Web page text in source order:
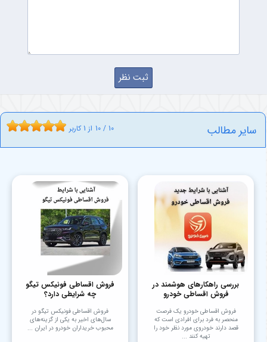
سایر مطالب 10 / 10 از 1 کاربر
بررسی راهکارهای هوشمند در
فروش اقساطی خودرو
فروش اقساطی خودرو یک فرصت
منحصر به فرد برای افرادی است که
قصد دارند خودروی مورد نظر خود را
تهیه کنند ...
فروش اقساطی فونیکس تیگو
چه شرایطی دارد؟
فروش اقساطی فونیکس تیگو در
سال‌های اخیر به یکی از گزینه‌های
محبوب خریداران خودرو در ایران ...